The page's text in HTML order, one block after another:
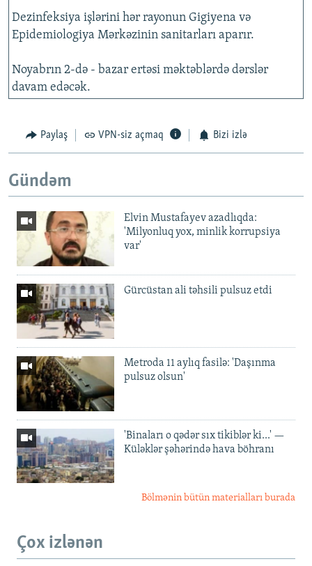
Dezinfeksiya işlərini hər rayonun Gigiyena və
Epidemiologiya Mərkəzinin sanitarları aparır.
Noyabrın 2-də - bazar ertəsi məktəblərdə dərslər
davam edəcək.
Paylaş VPN-siz açmaq Bizi izlə
Gündəm
Elvin Mustafayev azadlıqda:
'Milyonluq yox, minlik korrupsiya
var'
Gürcüstan ali təhsili pulsuz etdi
Metroda 11 aylıq fasilə: 'Daşınma
pulsuz olsun'
'Binaları o qədər sıx tikiblər ki...' —
Küləklər şəhərində hava böhranı
Bölmənin bütün materialları burada
Çox izlənən